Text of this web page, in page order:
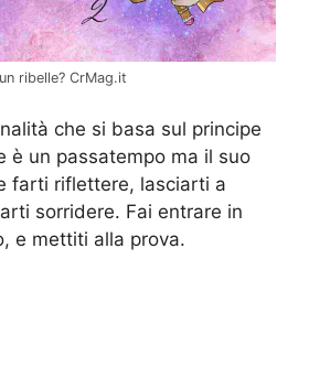
ribelle? CrMag.it
che si basa sul principe
è un passatempo ma il suo
farti riflettere, lasciarti a
sorridere. Fai entrare in
e mettiti alla prova.